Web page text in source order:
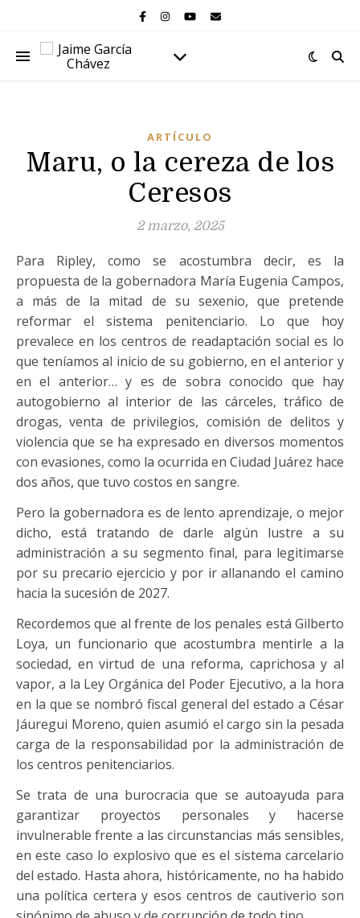
ARTÍCULO
Maru, o la cereza de los
Ceresos
2 marzo, 2025
Para Ripley, como se acostumbra decir, es la
propuesta de la gobernadora María Eugenia Campos,
a más de la mitad de su sexenio, que pretende
reformar el sistema penitenciario. Lo que hoy
prevalece en los centros de readaptación social es lo
que teníamos al inicio de su gobierno, en el anterior y
en el anterior… y es de sobra conocido que hay
autogobierno al interior de las cárceles, tráfico de
drogas, venta de privilegios, comisión de delitos y
violencia que se ha expresado en diversos momentos
con evasiones, como la ocurrida en Ciudad Juárez hace
dos años, que tuvo costos en sangre.
Pero la gobernadora es de lento aprendizaje, o mejor
dicho, está tratando de darle algún lustre a su
administración a su segmento final, para legitimarse
por su precario ejercicio y por ir allanando el camino
hacia la sucesión de 2027.
Recordemos que al frente de los penales está Gilberto
Loya, un funcionario que acostumbra mentirle a la
sociedad, en virtud de una reforma, caprichosa y al
vapor, a la Ley Orgánica del Poder Ejecutivo, a la hora
en la que se nombró fiscal general del estado a César
Jáuregui Moreno, quien asumió el cargo sin la pesada
carga de la responsabilidad por la administración de
los centros penitenciarios.
Se trata de una burocracia que se autoayuda para
garantizar proyectos personales y hacerse
invulnerable frente a las circunstancias más sensibles,
en este caso lo explosivo que es el sistema carcelario
del estado. Hasta ahora, históricamente, no ha habido
una política certera y esos centros de cautiverio son